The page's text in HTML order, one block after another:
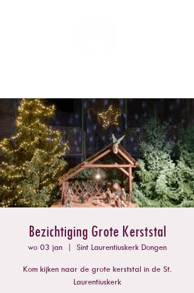
Bezichtiging Grote Kerststal
wo 03 jan
  |
Sint Laurentiuskerk Dongen
Kom kijken naar de grote kerststal in de St.
Laurentiuskerk